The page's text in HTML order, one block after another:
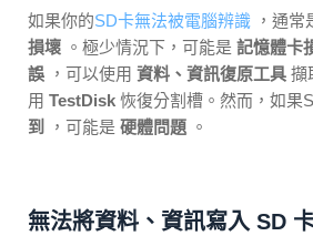
如果你的SD卡無法被電腦辨識 ，通常
損壞 。極少情況下，可能是 記憶體卡
誤 ，可以使用 資料、資訊復原工具 擷
用 TestDisk 恢復分割槽。然而，如果
到
，可能是 硬體問題 。
無法將資料、資訊寫入 SD